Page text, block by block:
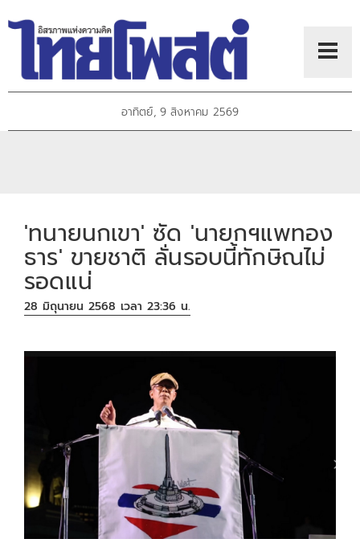
อาทิตย์, 9 สิงหาคม 2569
'ทนายนกเขา' ซัด 'นายกฯแพทอง
ธาร' ขายชาติ ลั่นรอบนี้ทักษิณไม่
รอดแน่
28 มิถุนายน 2568 เวลา 23:36 น.